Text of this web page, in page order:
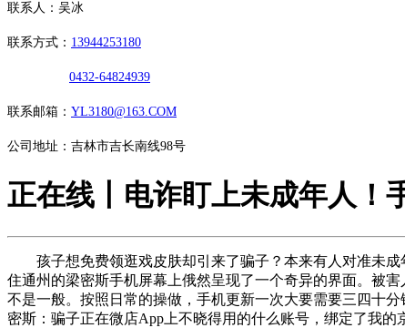
联系人：吴冰
联系方式： 13944253180
0432-64824939
联系邮箱： YL3180@163.COM
公司地址：吉林市吉长南线98号
正在线丨电诈盯上未成年人！
孩子想免费领逛戏皮肤却引来了骗子？本来有人对准未成
住通州的梁密斯手机屏幕上俄然呈现了一个奇异的界面。被
不是一般。按照日常的操做，手机更新一次大要需要三四十
密斯：骗子正在微店App上不晓得用的什么账号，绑定了我